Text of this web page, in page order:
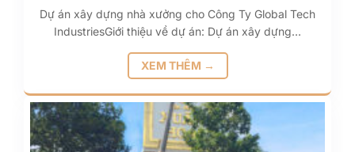
Dự án xây dựng nhà xưởng cho Công Ty Global Tech
IndustriesGiới thiệu về dự án: Dự án xây dựng…
XEM THÊM →